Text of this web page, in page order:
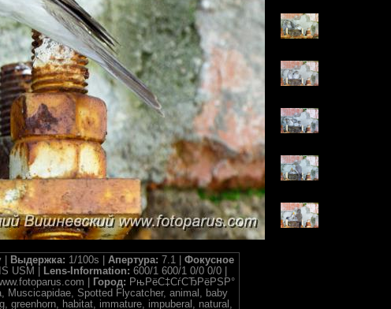
| Выдержка: 1/100s | Апертура: 7.1 | Фокусное
USM | Lens-Information: 600/1 600/1 0/0 0/0 |
| Город: РњРёС‡СѓСЂРёРЅР°
Muscicapidae, Spotted Flycatcher, animal, baby
greenhorn, habitat, immature, impuberal, natural,